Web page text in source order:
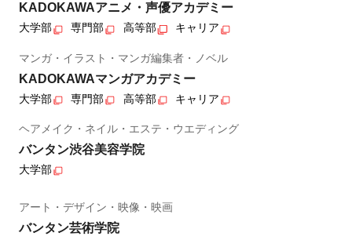
KADOKAWAアニメ・声優アカデミー
大学部 専門部 高等部 キャリア
マンガ・イラスト・マンガ編集者・ノベル
KADOKAWAマンガアカデミー
大学部 専門部 高等部 キャリア
ヘアメイク・ネイル・エステ・ウエディング
バンタン渋谷美容学院
大学部
アート・デザイン・映像・映画
バンタン芸術学院